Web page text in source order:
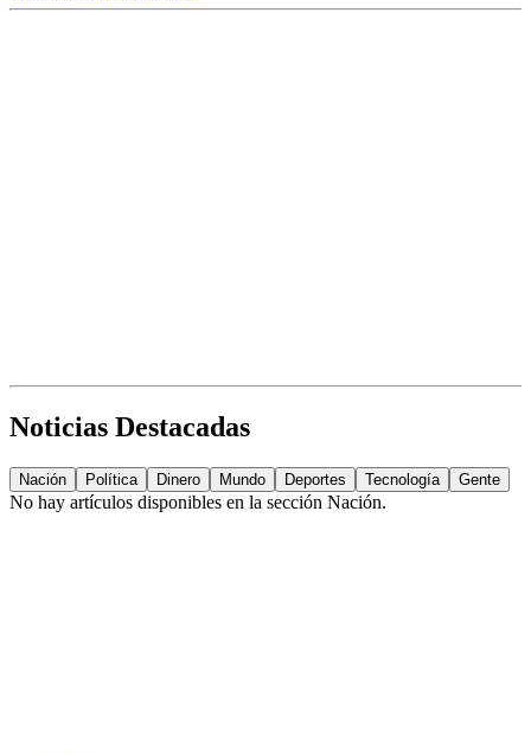
Noticias Destacadas
Nación Política Dinero Mundo Deportes Tecnología Gente
No hay artículos disponibles en la sección Nación.